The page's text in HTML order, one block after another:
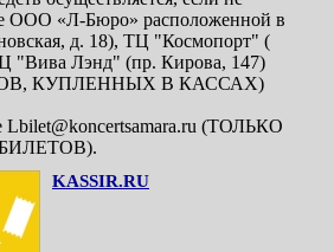
ООО «Л-Бюро» расположенной в
д. 18), ТЦ "Космопорт" (
"Вива Лэнд" (пр. Кирова, 147)
КУПЛЕННЫХ В КАССАХ)
Lbilet@koncertsamara.ru (ТОЛЬКО
KASSIR.RU